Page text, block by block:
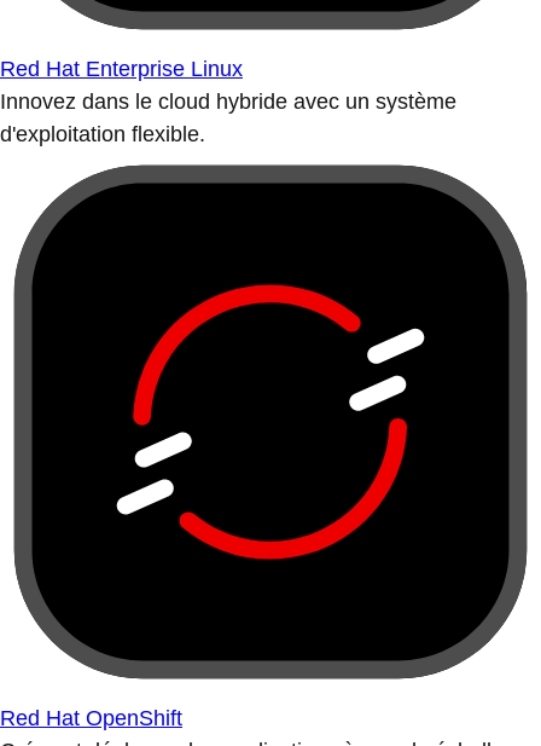
Red Hat Enterprise Linux
Innovez dans le cloud hybride avec un système
d'exploitation flexible.
Red Hat OpenShift